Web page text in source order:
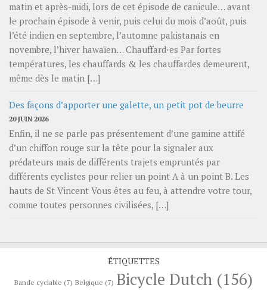
matin et après-midi, lors de cet épisode de canicule… avant
le prochain épisode à venir, puis celui du mois d’août, puis
l’été indien en septembre, l’automne pakistanais en
novembre, l’hiver hawaïen… Chauffard⋅es Par fortes
températures, les chauffards & les chauffardes demeurent,
même dès le matin […]
Des façons d’apporter une galette, un petit pot de beurre
20 JUIN 2026
Enfin, il ne se parle pas présentement d’une gamine attifé
d’un chiffon rouge sur la tête pour la signaler aux
prédateurs mais de différents trajets empruntés par
différents cyclistes pour relier un point A à un point B. Les
hauts de St Vincent Vous êtes au feu, à attendre votre tour,
comme toutes personnes civilisées, […]
ÉTIQUETTES
Bande cyclable (7) Belgique (7) Bicycle Dutch (156)